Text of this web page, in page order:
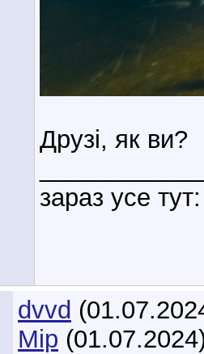
Друзі, як ви?
зараз усе
dvvd
Мір